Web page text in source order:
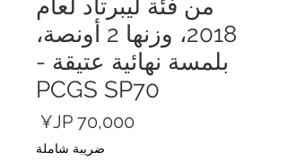
من فئة ليبرتاد لعام
2018، وزنها 2 أونصة،
بلمسة نهائية عتيقة -
PCGS SP70
ضريبة شاملة